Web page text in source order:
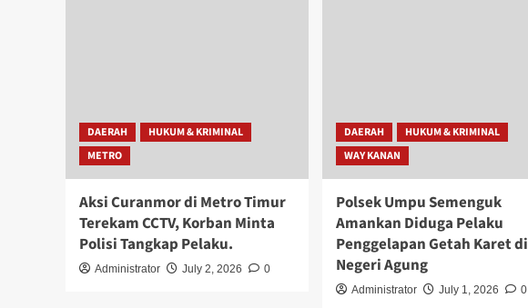
DAERAH
HUKUM & KRIMINAL
METRO
Aksi Curanmor di Metro Timur
Terekam CCTV, Korban Minta
Polisi Tangkap Pelaku.
Administrator July 2, 2026 0
DAERAH
HUKUM & KRIMINAL
WAY KANAN
Polsek Umpu Semenguk
Amankan Diduga Pelaku
Penggelapan Getah Karet di
Negeri Agung
Administrator July 1, 2026 0